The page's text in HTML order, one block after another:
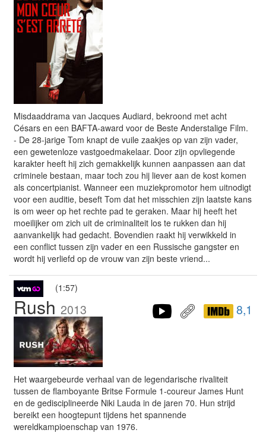
Misdaaddrama van Jacques Audiard, bekroond met acht
Césars en een BAFTA-award voor de Beste Anderstalige Film.
- De 28-jarige Tom knapt de vuile zaakjes op van zijn vader,
een gewetenloze vastgoedmakelaar. Door zijn opvliegende
karakter heeft hij zich gemakkelijk kunnen aanpassen aan dat
criminele bestaan, maar toch zou hij liever aan de kost komen
als concertpianist. Wanneer een muziekpromotor hem uitnodigt
voor een auditie, beseft Tom dat het misschien zijn laatste kans
is om weer op het rechte pad te geraken. Maar hij heeft het
moeilijker om zich uit de criminaliteit los te rukken dan hij
aanvankelijk had gedacht. Bovendien raakt hij verwikkeld in
een conflict tussen zijn vader en een Russische gangster en
wordt hij verliefd op de vrouw van zijn beste vriend...
(1:57)
Rush 2013 8,1
Het waargebeurde verhaal van de legendarische rivaliteit
tussen de flamboyante Britse Formule 1-coureur James Hunt
en de gedisciplineerde Niki Lauda in de jaren 70. Hun strijd
bereikt een hoogtepunt tijdens het spannende
wereldkampioenschap van 1976.